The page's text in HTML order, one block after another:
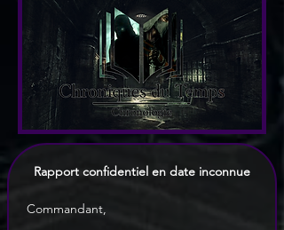
Rapport confidentiel en date inconnue
Commandant,